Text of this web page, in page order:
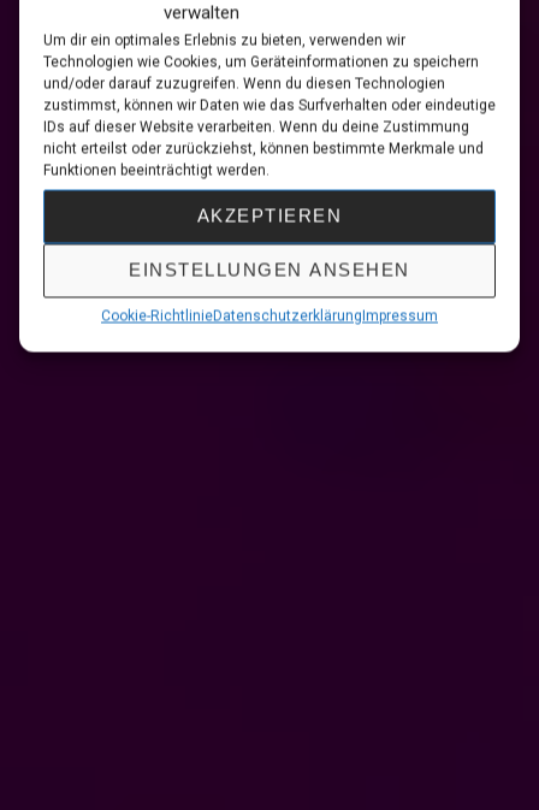
verwalten
Um dir ein optimales Erlebnis zu bieten, verwenden wir
Technologien wie Cookies, um Geräteinformationen zu speichern
und/oder darauf zuzugreifen. Wenn du diesen Technologien
zustimmst, können wir Daten wie das Surfverhalten oder eindeutige
IDs auf dieser Website verarbeiten. Wenn du deine Zustimmung
nicht erteilst oder zurückziehst, können bestimmte Merkmale und
Funktionen beeinträchtigt werden.
AKZEPTIEREN
EINSTELLUNGEN ANSEHEN
Cookie-RichtlinieDatenschutzerklärungImpressum